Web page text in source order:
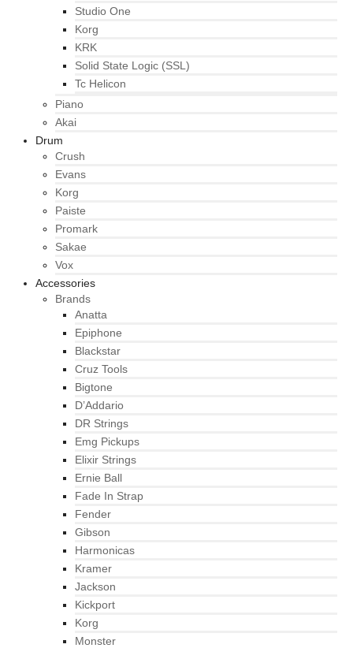
Studio One
Korg
KRK
Solid State Logic (SSL)
Tc Helicon
Piano
Akai
Drum
Crush
Evans
Korg
Paiste
Promark
Sakae
Vox
Accessories
Brands
Anatta
Epiphone
Blackstar
Cruz Tools
Bigtone
D’Addario
DR Strings
Emg Pickups
Elixir Strings
Ernie Ball
Fade In Strap
Fender
Gibson
Harmonicas
Kramer
Jackson
Kickport
Korg
Monster